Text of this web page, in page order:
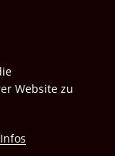
Website zu